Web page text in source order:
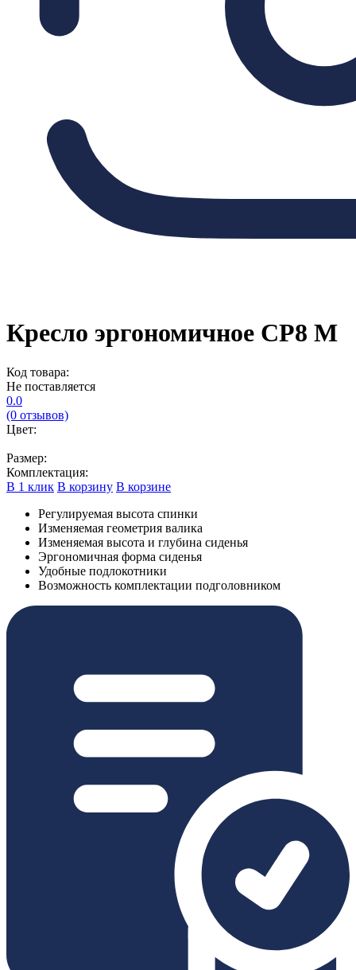
Кресло эргономичное СР8 М
Код товара:
Не поставляется
0.0
(0 отзывов)
Цвет:
Размер:
Комплектация:
В 1 клик В корзину В корзине
Регулируемая высота спинки
Изменяемая геометрия валика
Изменяемая высота и глубина сиденья
Эргономичная форма сиденья
Удобные подлокотники
Возможность комплектации подголовником